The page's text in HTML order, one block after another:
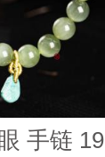
手链 19